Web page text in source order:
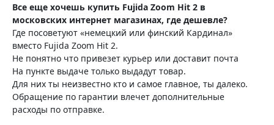
Все еще хочешь купить Fujida Zoom Hit 2 в
московских интернет магазинах, где дешевле?
Где посоветуют «немецкий или финский Кардинал»
вместо Fujida Zoom Hit 2.
Не понятно что привезет курьер или доставит почта
На пункте выдаче только выдадут товар.
Для них ты неизвестно кто и самое главное, ты далеко.
Обращение по гарантии влечет дополнительные
расходы по отправке.